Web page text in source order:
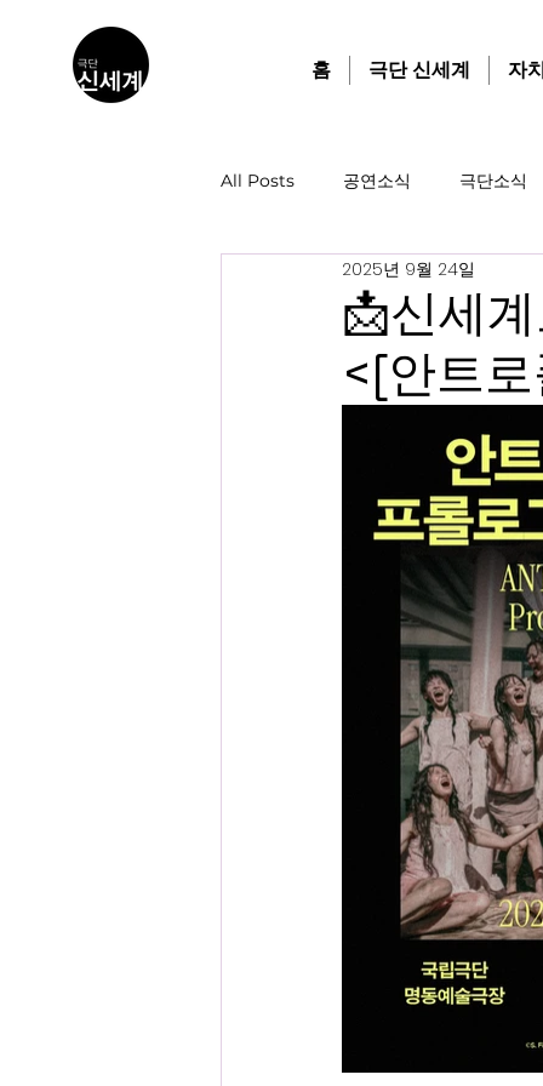
홈 극단 신세계 자
All Posts 공연소식 극단소식
📩신세
<[안트
2025년 9월 24일